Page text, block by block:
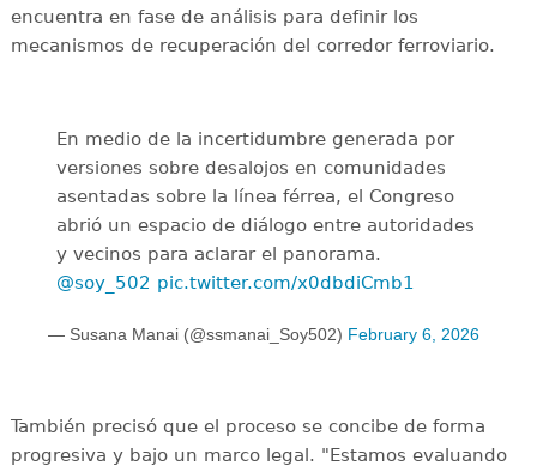
encuentra en fase de análisis para definir los
mecanismos de recuperación del corredor ferroviario.
En medio de la incertidumbre generada por
versiones sobre desalojos en comunidades
asentadas sobre la línea férrea, el Congreso
abrió un espacio de diálogo entre autoridades
y vecinos para aclarar el panorama.
@soy_502 pic.twitter.com/x0dbdiCmb1
— Susana Manai (@ssmanai_Soy502) February 6, 2026
También precisó que el proceso se concibe de forma
progresiva y bajo un marco legal. "Estamos evaluando